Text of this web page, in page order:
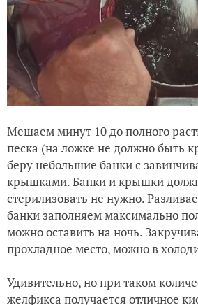
Мешаем минут 10 до полного
песка (на ложке не должно быть
беру небольшие банки с
крышками. Банки и крышки
стерилизовать не нужно.
банки заполняем максимально
можно оставить на ночь.
прохладное место, можно в
Удивительно, но при таком
желфикса получается отличное